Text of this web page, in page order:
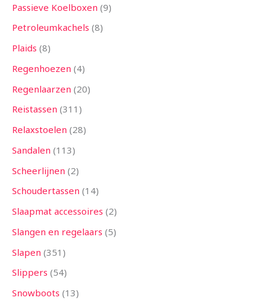
Passieve Koelboxen 9
Petroleumkachels 8
Plaids 8
Regenhoezen 4
Regenlaarzen 20
Reistassen 311
Relaxstoelen 28
Sandalen 113
Scheerlijnen 2
Schoudertassen 14
Slaapmat accessoires 2
Slangen en regelaars 5
Slapen 351
Slippers 54
Snowboots 13